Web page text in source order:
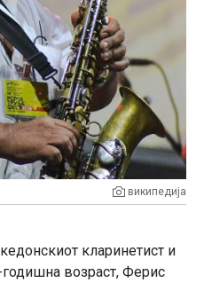
википедија
кларинетист и
возраст, Ферис